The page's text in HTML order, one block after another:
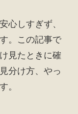
心しすぎず、
。この記事で
見たときに確
分け方、やっ
。